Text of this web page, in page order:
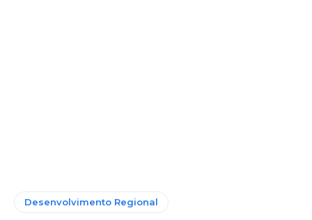
Desenvolvimento Regional